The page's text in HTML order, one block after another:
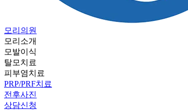
모리의원
모리소개
모발이식
탈모치료
피부염치료
PRP/PRF치료
전후사진
상담신청